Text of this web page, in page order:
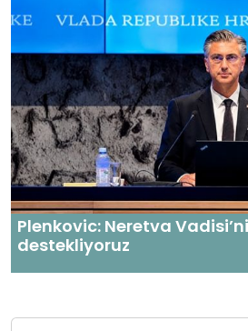
Plenkovic: Neretva
destekliyoruz